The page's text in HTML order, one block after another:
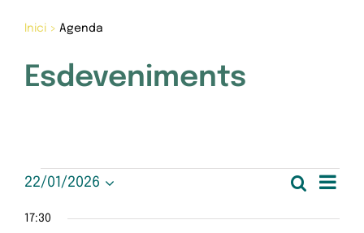
Inici> Agenda
Esdeveniments
Esdeveniments
del
Cerca
Dia
22/01/2026
una
17:30